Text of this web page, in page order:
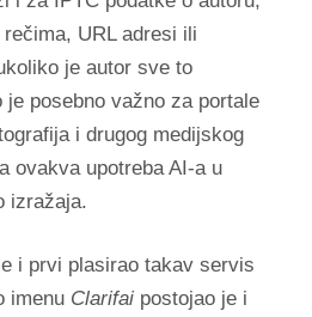
URL adresi ili
je autor sve to
je posebno važno za portale
i drugog medijskog
ovakva upotreba AI-a u
izražaja.
i prvi plasirao takav servis
imenu Clarifaipostojao je i